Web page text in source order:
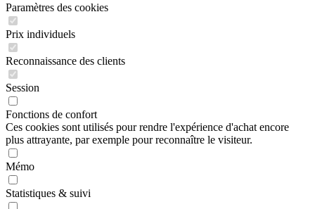
Paramètres des cookies
Prix individuels
Reconnaissance des clients
Session
Fonctions de confort
Ces cookies sont utilisés pour rendre l'expérience d'achat encore
plus attrayante, par exemple pour reconnaître le visiteur.
Mémo
Statistiques & suivi